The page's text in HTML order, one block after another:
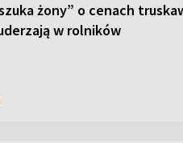
żony” o cenach
w rolników